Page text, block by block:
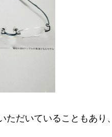
だいていることもあり、